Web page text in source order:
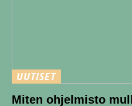
UUTISET
Miten ohjelmisto